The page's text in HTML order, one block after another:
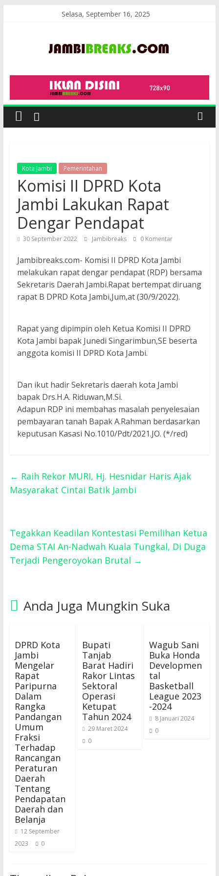
Selasa, September 16, 2025
JambiBreaks
Kota Jambi Pemerintahan
Komisi II DPRD Kota
Jambi Lakukan Rapat
Dengar Pendapat
30 September 2022 Jambibreaks 0 Komentar
Jambibreaks.com- Komisi II DPRD Kota Jambi
melakukan rapat dengar pendapat (RDP) bersama
Sekretaris Daerah Jambi.Rapat bertempat diruang
rapat B DPRD Kota Jambi,Jum,at (30/9/2022).
Rapat yang dipimpin oleh Ketua Komisi II DPRD
Kota Jambi bapak Junedi Singarimbun,SE beserta
anggota komisi II DPRD Kota Jambi.
Dan ikut hadir Sekretaris daerah kota Jambi
bapak Drs.H.A. Riduwan,M.Si.
Adapun RDP ini membahas masalah penyelesaian
pembayaran tanah Bapak A.Rahman berdasarkan
keputusan Kasasi No.1010/Pdt/2021.JO. (*/red)
← Raih Rekor MURI, Hj. Hesnidar Haris Ajak
Masyarakat Cintai Batik Jambi
Tegakkan Keadilan Kontestasi Pemilihan Ketua
Dema STAI An-Nadwah Kuala Tungkal, Di Duga
Terjadi Pengeroyokan Brutal →
Anda Juga Mungkin Suka
DPRD Kota
Jambi
Mengelar
Rapat
Paripurna
Dalam
Rangka
Pandangan
Umum
Fraksi
Terhadap
Rancangan
Peraturan
Daerah
Tentang
Pendapatan
Daerah dan
Belanja
12 September
2023
0
Bupati
Tanjab
Barat Hadiri
Rakor Lintas
Sektoral
Operasi
Ketupat
Tahun 2024
29 Maret 2024
0
Wagub Sani
Buka Honda
Developmen
tal
Basketball
League 2023
-2024
8 Januari 2024
0